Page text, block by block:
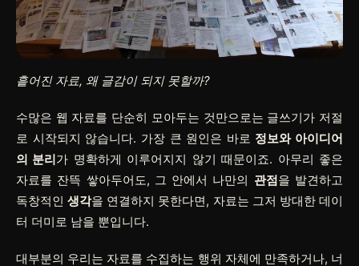
흩어진 자료, 왜 글감이 되지 못할까?
수많은 웹 자료를 단순히 모아두는 것만으로는 글쓰기가 저절
로 시작되지 않습니다. 가장 큰 원인은 바로 정보와 아이디어
의 분리가 명확하게 이루어지지 않기 때문이죠. 아무리 좋은
자료를 잔뜩 쌓아두어도, 그 안에서 나만의 관점을 발견하고
독창적인생각을 연결하지 못한다면, 자료는 그저 방대한 데이
터 더미로 남을 뿐입니다.
대부분의 우리는 자료를 수집하는 행위 자체에 만족하거나, 너